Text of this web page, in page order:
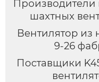
шахтных
Вентилятор
9-26
Поставщики